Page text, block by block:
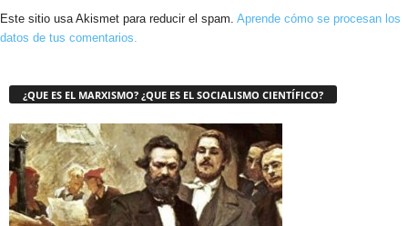
Este sitio usa Akismet para reducir el spam. Aprende cómo se procesan los
datos de tus comentarios.
¿QUE ES EL MARXISMO? ¿QUE ES EL SOCIALISMO CIENTÍFICO?